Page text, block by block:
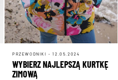
PRZEWODNIKI - 12.05.2024
WYBIERZ NAJLEPSZĄ KURTKĘ
ZIMOWĄ